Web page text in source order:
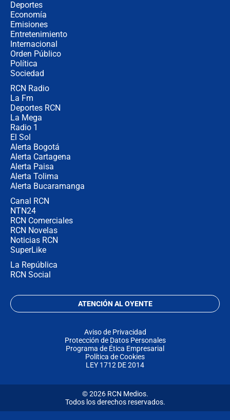
Deportes
Economía
Emisiones
Entretenimiento
Internacional
Orden Público
Política
Sociedad
RCN Radio
La Fm
Deportes RCN
La Mega
Radio 1
El Sol
Alerta Bogotá
Alerta Cartagena
Alerta Paisa
Alerta Tolima
Alerta Bucaramanga
Canal RCN
NTN24
RCN Comerciales
RCN Novelas
Noticias RCN
SuperLike
La República
RCN Social
ATENCIÓN AL OYENTE
Aviso de Privacidad
Protección de Datos Personales
Programa de Ética Empresarial
Política de Cookies
LEY 1712 DE 2014
© 2026 RCN Medios.
Todos los derechos reservados.